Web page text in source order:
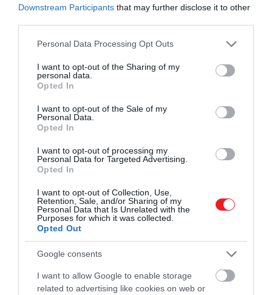
Downstream Participants that may further disclose it to other
Please note that this website/app uses one or more Google
not limited to your visit or usage behaviour. You may click to
grant or deny consent to Google and its third-party tags to
use your data for below specified purposes in below Google
consent section.
Personal Data Processing Opt Outs
I want to opt-out of the Sharing of my
personal data.
Opted In
I want to opt-out of the Sale of my
Personal Data.
Opted In
I want to opt-out of processing my
Personal Data for Targeted Advertising.
Opted In
I want to opt-out of Collection, Use,
Retention, Sale, and/or Sharing of my
Personal Data that Is Unrelated with the
Purposes for which it was collected.
Opted Out
Google consents
I want to allow Google to enable storage
related to advertising like cookies on web or
D-Blue számlap, amely fokozatosan változik kékről
2. Omega Seamaster 300 Master Co-
Axial
A bejegyzés megtekintése az Instagramon